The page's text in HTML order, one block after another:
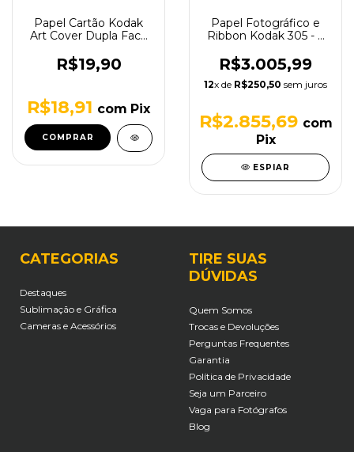
Papel Cartão Kodak
Art Cover Dupla Face
de Tinta e Laser
R$19,90
R$18,91 com Pix
COMPRAR
Papel Fotográfico e
Ribbon Kodak 305 - 4
R$3.005,99
12x de R$250,50 sem juros
R$2.855,69 com
Pix
ESPIAR
CATEGORIAS
Destaques
Sublimação e Gráfica
Cameras e Acessórios
TIRE SUAS
DÚVIDAS
Quem Somos
Trocas e Devoluções
Perguntas Frequentes
Garantia
Política de Privacidade
Seja um Parceiro
Vaga para Fotógrafos
Blog